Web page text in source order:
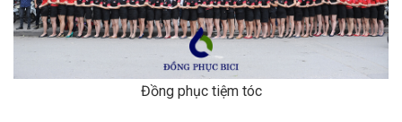
Đồng phục tiệm tóc